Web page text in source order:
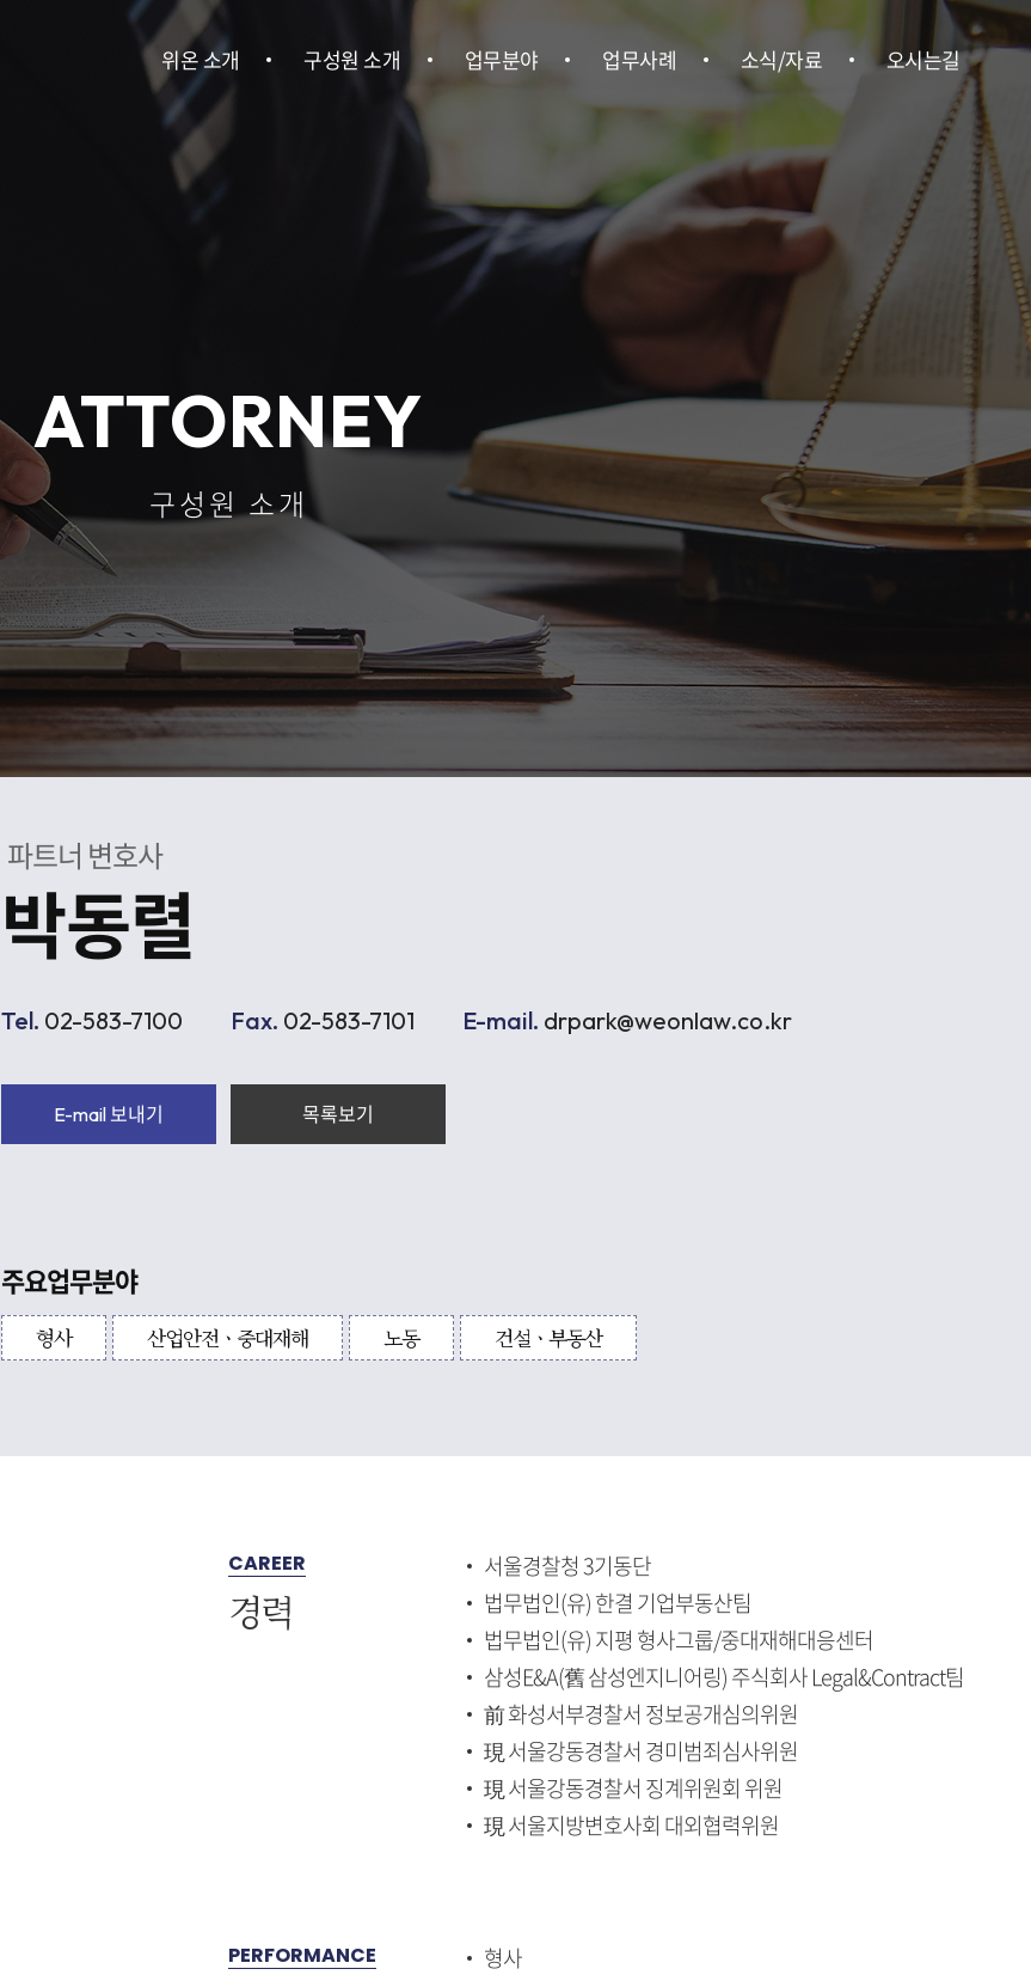
위온 소개
위온 소개
구성원 소개 업무분야
민사ㆍ행정
이혼ㆍ상속
건설ㆍ부동산
산업안전ㆍ중대재해
인사노무
공정거래
조세
업무사례 소식/자료
위온소식
언론보도
뉴스레터
법률정보
오시는길
오시는길
ATTORNEY
구성원 소개
파트너 변호사
박동렬
Tel. 02-583-7100 Fax. 02-583-7101 E-mail. drpark@weonlaw.co.kr
E-mail 보내기 목록보기
주요업무분야
형사 산업안전ㆍ중대재해 노동 건설ㆍ부동산
CAREER
경력
서울경찰청 3기동단
법무법인(유) 한결 기업부동산팀
법무법인(유) 지평 형사그룹/중대재해대응센터
삼성E&A(舊 삼성엔지니어링) 주식회사 Legal&Contract팀
前 화성서부경찰서 정보공개심의위원
現 서울강동경찰서 경미범죄심사위원
現 서울강동경찰서 징계위원회 위원
現 서울지방변호사회 대외협력위원
PERFORMANCE
형사